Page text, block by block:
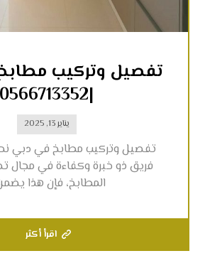
تفصيل وتركيب
|0566713352
يناير 13, 2025
تفصيل وتركيب مطابخ في دبي
فريق ذو خبرة وكفاءة في مجال
المطابخ، فإن هذا
اقرأ أكثر